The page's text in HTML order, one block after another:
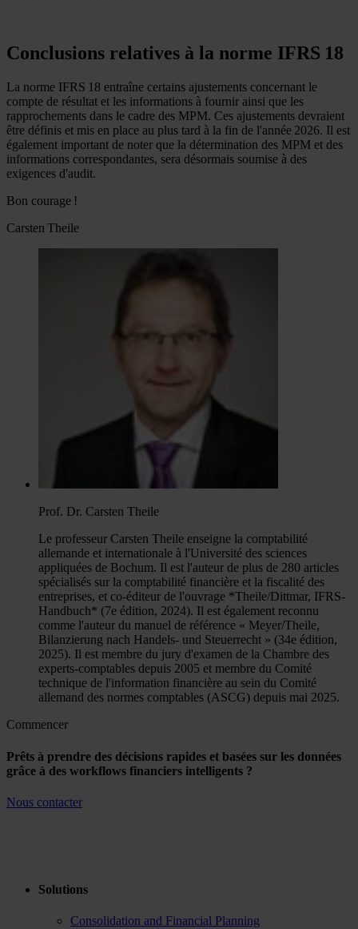
Conclusions relatives à la norme IFRS 18
La norme IFRS 18 entraîne certains ajustements concernant le
compte de résultat et les informations à fournir ainsi que les
rapprochements dans le cadre des MPM. Ces ajustements devraient
être définis et mis en place au plus tard à la fin de l'année 2026. Il est
également important de noter que la détermination des MPM et des
informations correspondantes, sera désormais soumise à des
exigences d'audit.
Bon courage !
Carsten Theile
Prof. Dr. Carsten Theile
Le professeur Carsten Theile enseigne la comptabilité
allemande et internationale à l'Université des sciences
appliquées de Bochum. Il est l'auteur de plus de 280 articles
spécialisés sur la comptabilité financière et la fiscalité des
entreprises, et co-éditeur de l'ouvrage *Theile/Dittmar, IFRS-
Handbuch* (7e édition, 2024). Il est également reconnu
comme l'auteur du manuel de référence « Meyer/Theile,
Bilanzierung nach Handels- und Steuerrecht » (34e édition,
2025). Il est membre du jury d'examen de la Chambre des
experts-comptables depuis 2005 et membre du Comité
technique de l'information financière au sein du Comité
allemand des normes comptables (ASCG) depuis mai 2025.
Commencer
Prêts à prendre des décisions rapides et basées sur les données
grâce à des workflows financiers intelligents ?
Nous contacter
Solutions
Consolidation and Financial Planning